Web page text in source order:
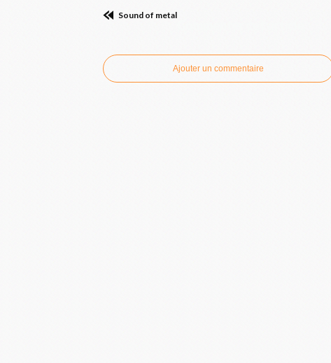
Sound of metal
Ajouter un commentaire